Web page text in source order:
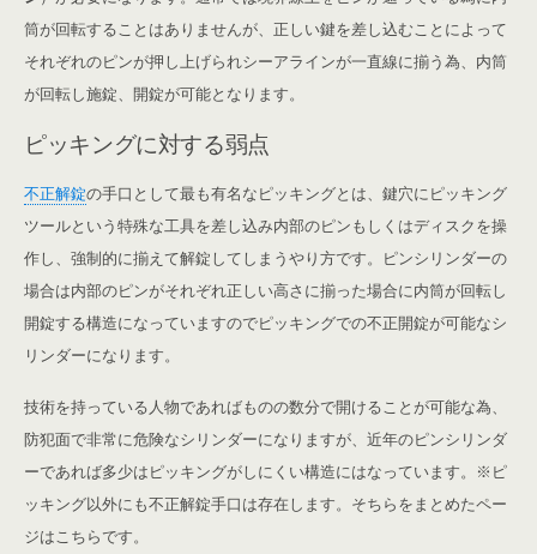
筒が回転することはありませんが、正しい鍵を差し込むことによって
それぞれのピンが押し上げられシーアラインが一直線に揃う為、内筒
が回転し施錠、開錠が可能となります。
ピッキングに対する弱点
不正解錠の手口として最も有名なピッキングとは、鍵穴にピッキング
ツールという特殊な工具を差し込み内部のピンもしくはディスクを操
作し、強制的に揃えて解錠してしまうやり方です。ピンシリンダーの
場合は内部のピンがそれぞれ正しい高さに揃った場合に内筒が回転し
開錠する構造になっていますのでピッキングでの不正開錠が可能なシ
リンダーになります。
技術を持っている人物であればものの数分で開けることが可能な為、
防犯面で非常に危険なシリンダーになりますが、近年のピンシリンダ
ーであれば多少はピッキングがしにくい構造にはなっています。※ピ
ッキング以外にも不正解錠手口は存在します。そちらをまとめたペー
ジはこちらです。